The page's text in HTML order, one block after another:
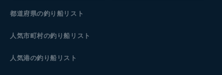
都道府県の釣り船リスト
人気市町村の釣り船リスト
人気港の釣り船リスト